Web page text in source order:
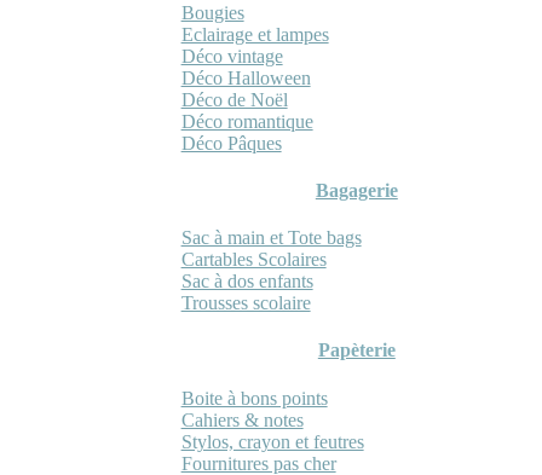
Bougies
Eclairage et lampes
Déco vintage
Déco Halloween
Déco de Noël
Déco romantique
Déco Pâques
Bagagerie
Sac à main et Tote bags
Cartables Scolaires
Sac à dos enfants
Trousses scolaire
Papèterie
Boite à bons points
Cahiers & notes
Stylos, crayon et feutres
Fournitures pas cher